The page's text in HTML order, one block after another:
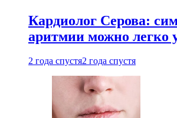
Кардиолог Серова:
аритмии можно легко
2 года спустя2 года спустя